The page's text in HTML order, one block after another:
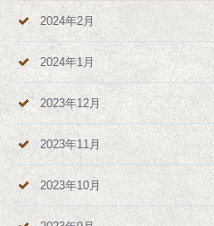
2024年2月
2024年1月
2023年12月
2023年11月
2023年10月